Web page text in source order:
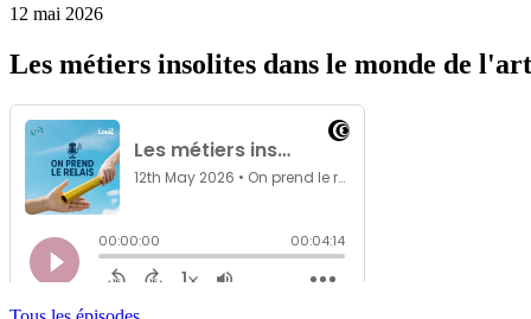
12 mai 2026
Les métiers insolites dans le monde de l'art